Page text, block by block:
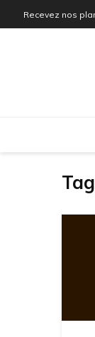
Recevez nos